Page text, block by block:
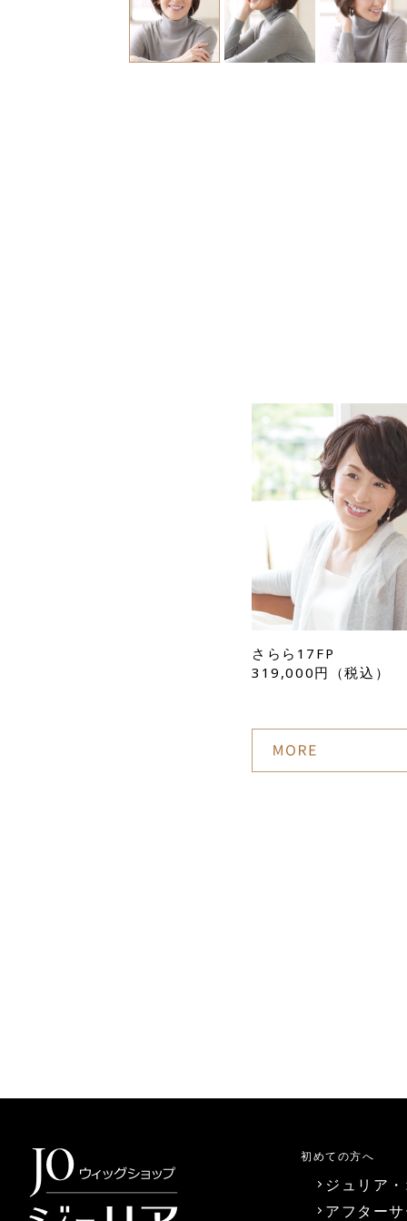
さらら17FP
319,000円（税込）
初めての方へ
ジュリア
アフター